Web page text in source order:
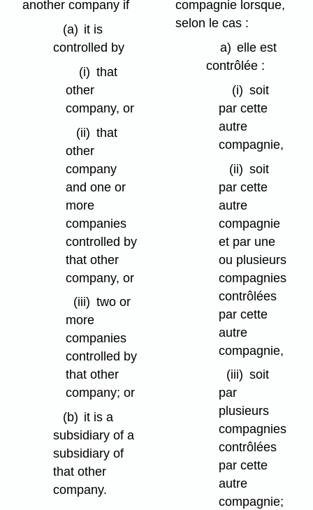
another company if
(a) it is
controlled by
(i) that
other
company, or
(ii) that
other
company
and one or
more
companies
controlled by
that other
company, or
(iii) two or
more
companies
controlled by
that other
company; or
(b) it is a
subsidiary of a
subsidiary of
that other
company.
compagnie lorsque,
selon le cas :
a) elle est
contrôlée :
(i) soit
par cette
autre
compagnie,
(ii) soit
par cette
autre
compagnie
et par une
ou plusieurs
compagnies
contrôlées
par cette
autre
compagnie,
(iii) soit
par
plusieurs
compagnies
contrôlées
par cette
autre
compagnie;